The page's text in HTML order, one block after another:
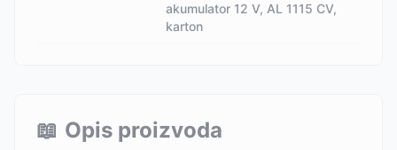
akumulator 12 V, AL 1115 CV,
karton
📖 Opis proizvoda